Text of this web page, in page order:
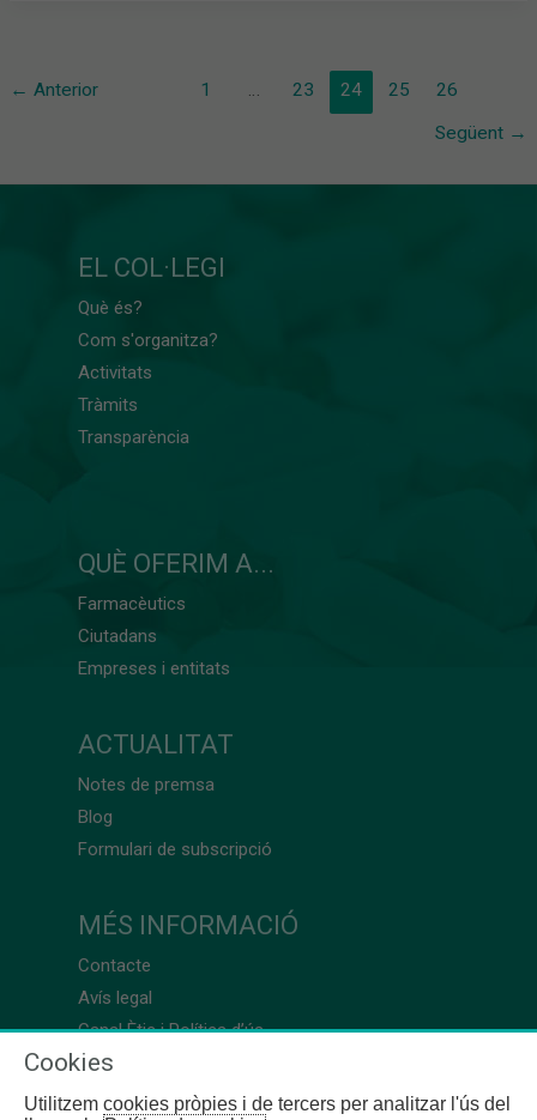
← Anterior 1 … 23 24 25 26
Següent →
EL COL·LEGI
Què és?
Com s'organitza?
Activitats
Tràmits
Transparència
QUÈ OFERIM A...
Farmacèutics
Ciutadans
Empreses i entitats
ACTUALITAT
Notes de premsa
Blog
Formulari de subscripció
MÉS INFORMACIÓ
Contacte
Avís legal
Canal Ètic i Política d’ús
Cookies
Utilitzem cookies pròpies i de tercers per analitzar l'ús del